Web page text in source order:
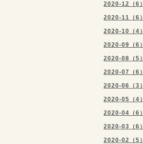
2020-12（6）
2020-11（6）
2020-10（4）
2020-09（6）
2020-08（5）
2020-07（6）
2020-06（3）
2020-05（4）
2020-04（6）
2020-03（6）
2020-02（5）